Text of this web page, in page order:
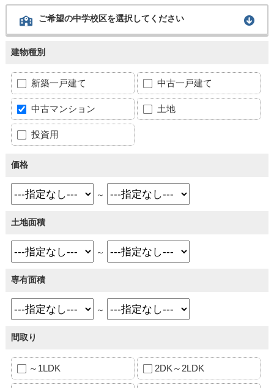
ご希望の中学校区を選択してください
建物種別
新築一戸建て 中古一戸建て
中古マンション 土地
投資用
価格
～
土地面積
～
専有面積
～
間取り
～1LDK 2DK～2LDK